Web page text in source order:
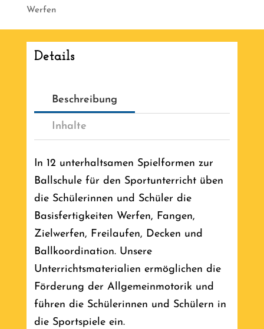
[Digital]
Menge
Werfen
Details
Beschreibung
Inhalte
In 12 unterhaltsamen Spielformen zur
Ballschule für den Sportunterricht üben
die Schülerinnen und Schüler die
Basisfertigkeiten Werfen, Fangen,
Zielwerfen, Freilaufen, Decken und
Ballkoordination. Unsere
Unterrichtsmaterialien ermöglichen die
Förderung der Allgemeinmotorik und
führen die Schülerinnen und Schülern in
die Sportspiele ein.